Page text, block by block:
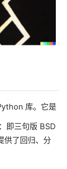
库。它是
即三句版 BSD
供了回归、分